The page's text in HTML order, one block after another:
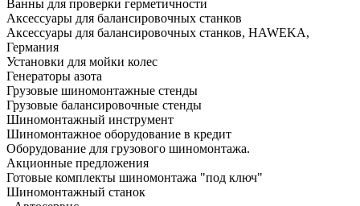
Ванны для проверки герметичности
Аксессуары для балансировочных станков
Аксессуары для балансировочных станков, HAWEKA,
Германия
Установки для мойки колес
Генераторы азота
Грузовые шиномонтажные стенды
Грузовые балансировочные стенды
Шиномонтажный инструмент
Шиномонтажное оборудование в кредит
Оборудование для грузового шиномонтажа.
Акционные предложения
Готовые комплекты шиномонтажа "под ключ"
Шиномонтажный станок